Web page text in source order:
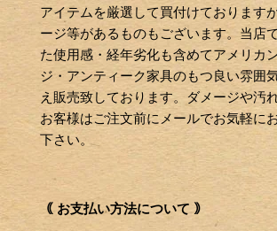
アイテムを厳選して買付けております
ージ等があるものもございます。当店
た使用感・経年劣化も含めてアメリカ
ジ・アンティーク家具のもつ良い雰囲
え販売致しております。ダメージや汚
お客様はご注文前にメールでお気軽に
下さい。
｟ お支払い方法について ｠